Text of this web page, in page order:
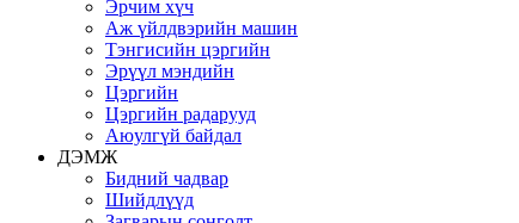
Эрчим хүч
Аж үйлдвэрийн машин
Тэнгисийн цэргийн
Эрүүл мэндийн
Цэргийн
Цэргийн радарууд
Аюулгүй байдал
ДЭМЖ
Бидний чадвар
Шийдлүүд